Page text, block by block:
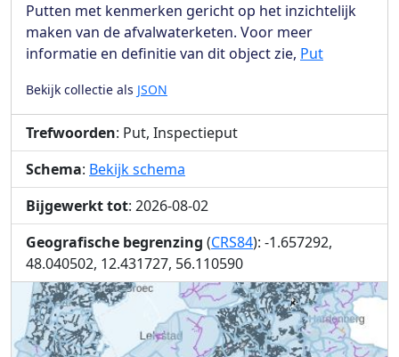
Putten met kenmerken gericht op het inzichtelijk
maken van de afvalwaterketen. Voor meer
informatie en definitie van dit object zie, Put
Bekijk collectie als JSON
Trefwoorden: Put, Inspectieput
Schema: Bekijk schema
Bijgewerkt tot: 2026-08-02
Geografische begrenzing (CRS84): -1.657292,
48.040502, 12.431727, 56.110590